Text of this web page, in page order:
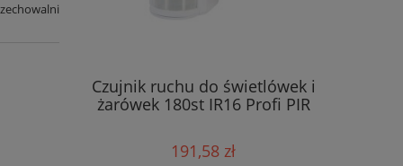
Czujnik ruchu do świetlówek i
żarówek 180st IR16 Profi PIR
191,58 zł